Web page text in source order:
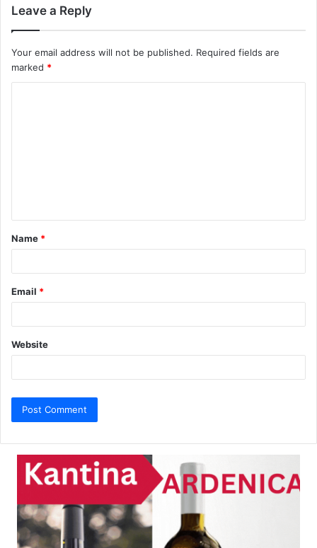
Leave a Reply
Your email address will not be published. Required fields are
marked *
t
*
Name *
Email *
Website